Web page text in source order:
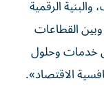
الرقمية
القطاعات
خدمات وحلول
الاقتصاد».